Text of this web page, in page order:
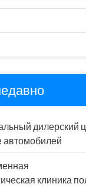
дилерский
автомобилей
клиника